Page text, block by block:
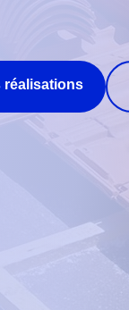
réalisations